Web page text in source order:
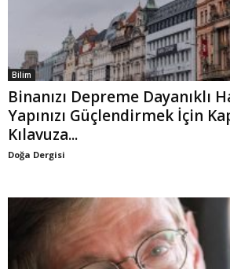
Bilim
Binanızı Depreme Dayanıklı
Yapınızı Güçlendirmek İçin
Kılavuza...
Doğa Dergisi